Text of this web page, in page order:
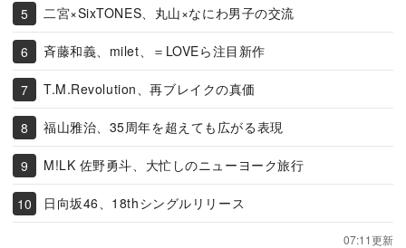
二宮×SixTONES、丸山×なにわ男子の交流
斉藤和義、milet、＝LOVEら注目新作
T.M.Revolution、再ブレイクの真価
福山雅治、35周年を超えても広がる表現
M!LK 佐野勇斗、大忙しのニューヨーク旅行
日向坂46、18thシングルリリース
07:11更新